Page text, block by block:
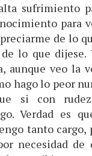
sufrimiento
para
de lo
lo que dijese.
aunque veo la
hago lo peor
si con
Verdad es
tanto cargo,
necesidad de